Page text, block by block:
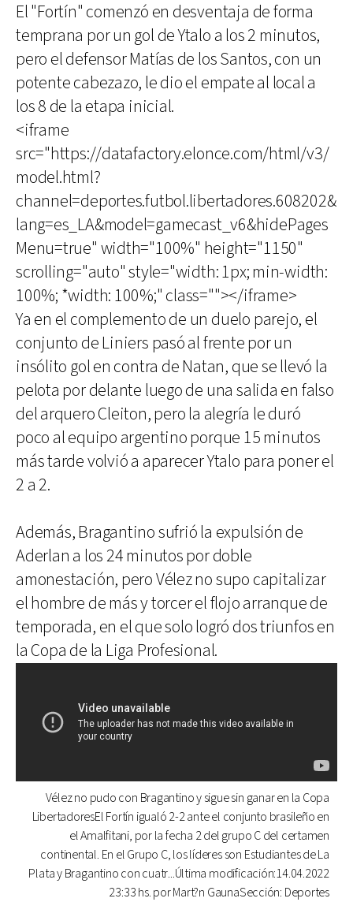
El "Fortín" comenzó en desventaja de forma
temprana por un gol de Ytalo a los 2 minutos,
pero el defensor Matías de los Santos, con un
potente cabezazo, le dio el empate al local a
los 8 de la etapa inicial.
<iframe
src="https://datafactory.elonce.com/html/v3/
model.html?
channel=deportes.futbol.libertadores.608202&
lang=es_LA&model=gamecast_v6&hidePages
Menu=true" width="100%" height="1150"
scrolling="auto" style="width: 1px; min-width:
100%; *width: 100%;" class=""></iframe>
Ya en el complemento de un duelo parejo, el
conjunto de Liniers pasó al frente por un
insólito gol en contra de Natan, que se llevó la
pelota por delante luego de una salida en falso
del arquero Cleiton, pero la alegría le duró
poco al equipo argentino porque 15 minutos
más tarde volvió a aparecer Ytalo para poner el
2 a 2.
Además, Bragantino sufrió la expulsión de
Aderlan a los 24 minutos por doble
amonestación, pero Vélez no supo capitalizar
el hombre de más y torcer el flojo arranque de
temporada, en el que solo logró dos triunfos en
la Copa de la Liga Profesional.
Vélez no pudo con Bragantino y sigue sin ganar en la Copa
LibertadoresEl Fortín igualó 2-2 ante el conjunto brasileño en
el Amalfitani, por la fecha 2 del grupo C del certamen
continental. En el Grupo C, los líderes son Estudiantes de La
Plata y Bragantino con cuatr...Última modificación:14.04.2022
23:33 hs. por Mart?n GaunaSección: Deportes